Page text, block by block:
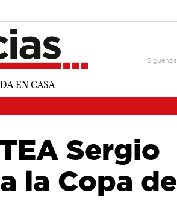
Síguenos
Sergio
la Copa de